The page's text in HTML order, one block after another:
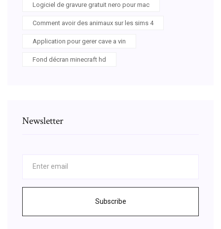
Logiciel de gravure gratuit nero pour mac
Comment avoir des animaux sur les sims 4
Application pour gerer cave a vin
Fond décran minecraft hd
Newsletter
Subscribe